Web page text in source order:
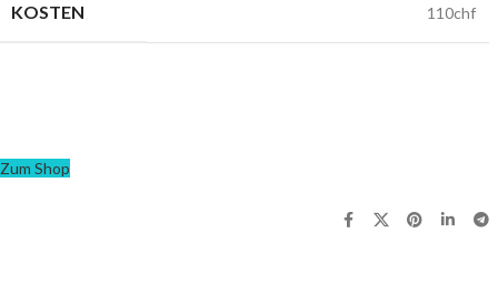
KOSTEN 110chf
Zum Shop